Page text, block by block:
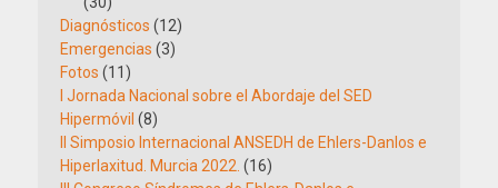
Diagnósticos (12)
Emergencias (3)
Fotos (11)
I Jornada Nacional sobre el Abordaje del SED
Hipermóvil (8)
II Simposio Internacional ANSEDH de Ehlers-Danlos e
Hiperlaxitud. Murcia 2022. (16)